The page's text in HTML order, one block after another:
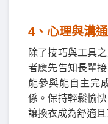
4️ 、 心理與溝
除了技巧與工具
者應先告知長輩
能參與能自主完
係。保持輕鬆愉
讓換衣成為舒適